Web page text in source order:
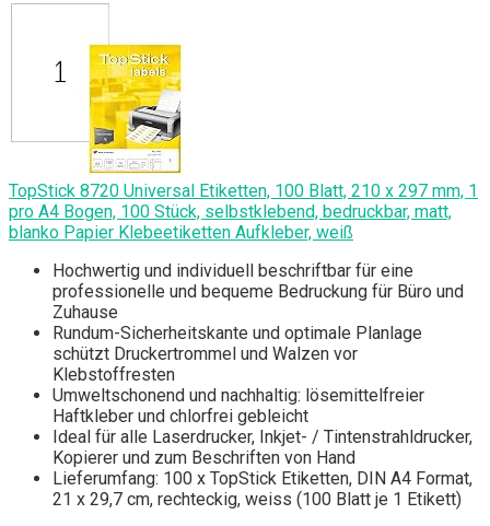
TopStick 8720 Universal Etiketten, 100 Blatt, 210 x 297 mm, 1
pro A4 Bogen, 100 Stück, selbstklebend, bedruckbar, matt,
blanko Papier Klebeetiketten Aufkleber, weiß
Hochwertig und individuell beschriftbar für eine
professionelle und bequeme Bedruckung für Büro und
Zuhause
Rundum-Sicherheitskante und optimale Planlage
schützt Druckertrommel und Walzen vor
Klebstoffresten
Umweltschonend und nachhaltig: lösemittelfreier
Haftkleber und chlorfrei gebleicht
Ideal für alle Laserdrucker, Inkjet- / Tintenstrahldrucker,
Kopierer und zum Beschriften von Hand
Lieferumfang: 100 x TopStick Etiketten, DIN A4 Format,
21 x 29,7 cm, rechteckig, weiss (100 Blatt je 1 Etikett)